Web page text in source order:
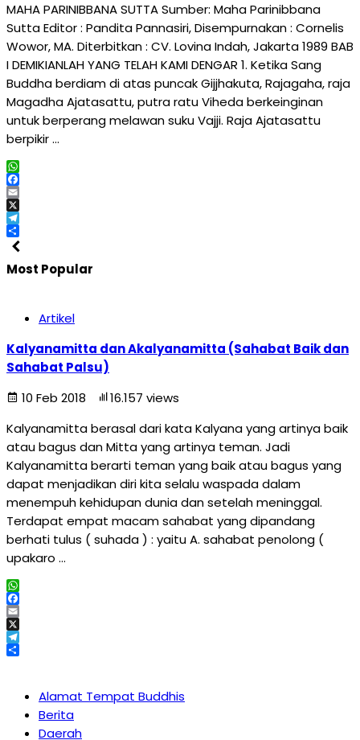
MAHA PARINIBBANA SUTTA Sumber: Maha Parinibbana
Sutta Editor : Pandita Pannasiri, Disempurnakan : Cornelis
Wowor, MA. Diterbitkan : CV. Lovina Indah, Jakarta 1989 BAB
I DEMIKIANLAH YANG TELAH KAMI DENGAR 1. Ketika Sang
Buddha berdiam di atas puncak Gijjhakuta, Rajagaha, raja
Magadha Ajatasattu, putra ratu Viheda berkeinginan
untuk berperang melawan suku Vajji. Raja Ajatasattu
berpikir …
WhatsApp
Facebook
Email
X
Telegram
Share
Most Popular
Artikel
Kalyanamitta dan Akalyanamitta (Sahabat Baik dan
Sahabat Palsu)
10 Feb 2018
16.157 views
Kalyanamitta berasal dari kata Kalyana yang artinya baik
atau bagus dan Mitta yang artinya teman. Jadi
Kalyanamitta berarti teman yang baik atau bagus yang
dapat menjadikan diri kita selalu waspada dalam
menempuh kehidupan dunia dan setelah meninggal.
Terdapat empat macam sahabat yang dipandang
berhati tulus ( suhada ) : yaitu A. sahabat penolong (
upakaro …
WhatsApp
Facebook
Email
X
Telegram
Alamat Tempat Buddhis
Berita
Daerah